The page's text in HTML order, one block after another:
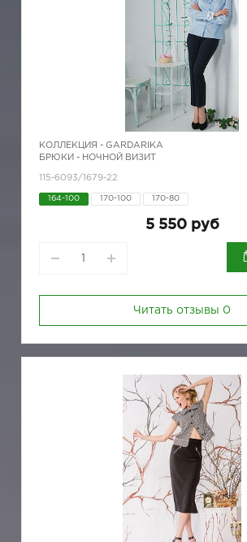
КОЛЛЕКЦИЯ - GARDARIKA
БРЮКИ - НОЧНОЙ ВИЗИТ
115-6093/1679-22
164-100 170-100 170-80
5 550 руб
Читать отзывы 0